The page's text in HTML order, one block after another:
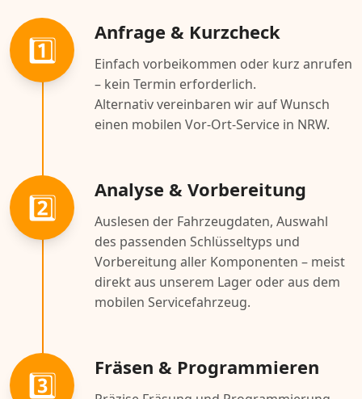
1️⃣
Anfrage & Kurzcheck
Einfach vorbeikommen oder kurz anrufen
– kein Termin erforderlich.
Alternativ vereinbaren wir auf Wunsch
einen mobilen Vor-Ort-Service in NRW.
2️⃣
Analyse & Vorbereitung
Auslesen der Fahrzeugdaten, Auswahl
des passenden Schlüsseltyps und
Vorbereitung aller Komponenten – meist
direkt aus unserem Lager oder aus dem
mobilen Servicefahrzeug.
3️⃣
Fräsen & Programmieren